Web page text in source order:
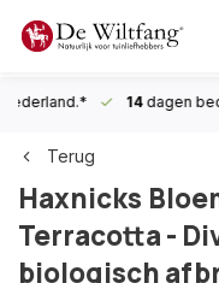
14dagen
Terug
Haxnicks
Terracotta -
biologisch